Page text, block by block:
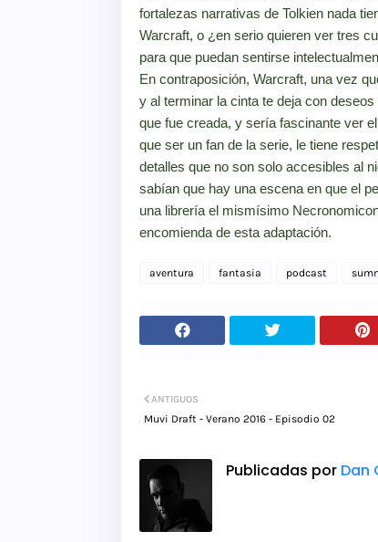
fortalezas narrativas de Tolkien nada
Warcraft, o ¿en serio quieren ver tres
para que puedan sentirse
En contraposición, Warcraft, una vez
y al terminar la cinta te deja con
que fue creada, y sería fascinante ver
que ser un fan de la serie, le tiene
detalles que no son solo accesibles al
sabían que hay una escena en que el
una librería el mismísimo
encomienda de esta adaptación.
aventura fantasia podcast
ANTIGUOS
Muvi Draft - Verano 2016 - Episodio 02
Publicadas por Dan